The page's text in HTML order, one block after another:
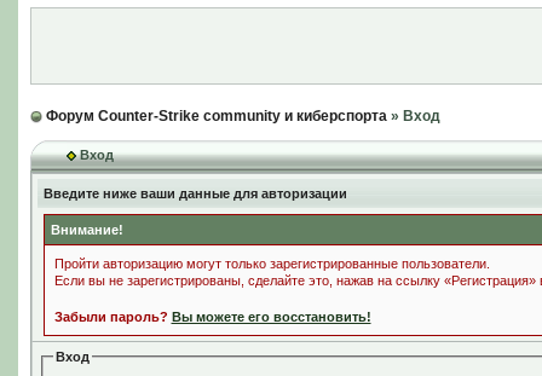
Форум Counter-Strike community и киберспорта» Вход
Вход
Введите ниже ваши данные для авторизации
Внимание!
Пройти авторизацию могут только зарегистрированные пользователи.
Если вы не зарегистрированы, сделайте это, нажав на ссылку
Забыли пароль? Вы можете его восстановить!
Вход